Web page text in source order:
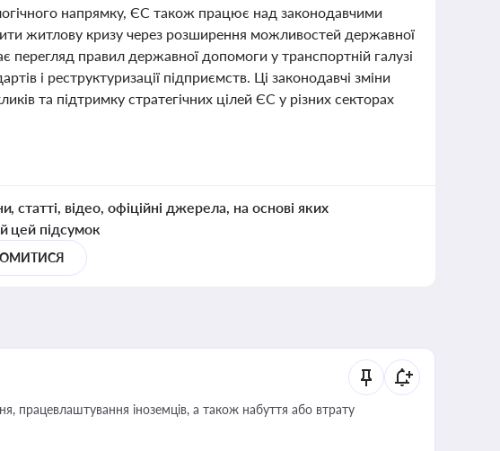
напрямку, ЄС також працює над законодавчими
житлову кризу через розширення можливостей державної
правил державної допомоги у транспортній галузі
і реструктуризації підприємств. Ці законодавчі зміни
та підтримку стратегічних цілей ЄС у різних секторах
статті, відео, офіційні джерела, на основі яких
цей підсумок
працевлаштування іноземців, а також набуття або втрату